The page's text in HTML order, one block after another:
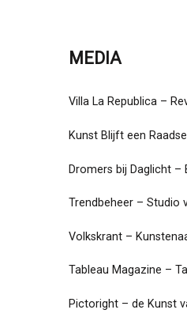
MEDIA
Villa La Republica –
Kunst Blijft een Raadsel
Dromers bij Daglicht –
Trendbeheer – Studio
Volkskrant –
Tableau Magazine –
Pictoright – de Kunst